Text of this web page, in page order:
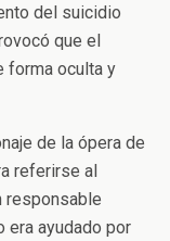
del suicidio
que el
forma oculta y
de la ópera de
referirse al
responsable
era ayudado por